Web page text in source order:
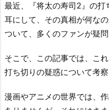
最近、『将太の寿司2』の打
耳にして、その真相が何な
ついて、多くのファンが疑
そこで、この記事では、こ
打ち切りの疑惑について考察
漫画やアニメの世界では、